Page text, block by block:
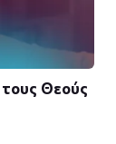
Θεούς